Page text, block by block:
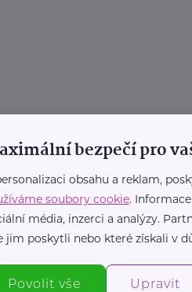
Newsletter
bezpečí pro
obsahu a reklam,
soubory cookie.
média, inzerci a analýzy.
jim poskytli nebo které získali v
Povolit vše Upravit